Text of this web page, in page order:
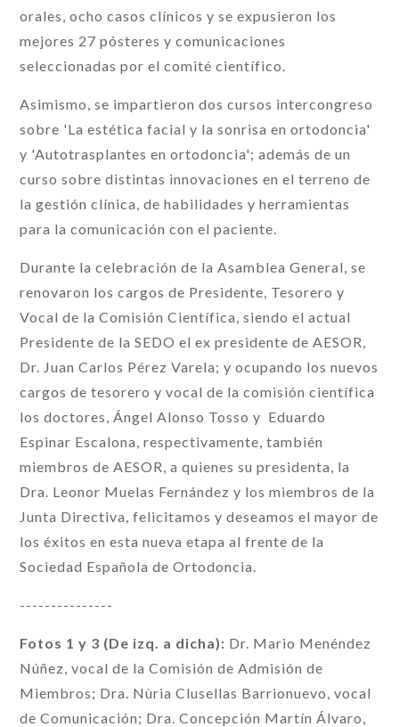
orales, ocho casos clínicos y se expusieron los
mejores 27 pósteres y comunicaciones
seleccionadas por el comité científico.
Asimismo, se impartieron dos cursos intercongreso
sobre 'La estética facial y la sonrisa en ortodoncia'
y 'Autotrasplantes en ortodoncia'; además de un
curso sobre distintas innovaciones en el terreno de
la gestión clínica, de habilidades y herramientas
para la comunicación con el paciente.
Durante la celebración de la Asamblea General, se
renovaron los cargos de Presidente, Tesorero y
Vocal de la Comisión Científica, siendo el actual
Presidente de la SEDO el ex presidente de AESOR,
Dr. Juan Carlos Pérez Varela; y ocupando los nuevos
cargos de tesorero y vocal de la comisión científica
los doctores, Ángel Alonso Tosso y Eduardo
Espinar Escalona, respectivamente, también
miembros de AESOR, a quienes su presidenta, la
Dra. Leonor Muelas Fernández y los miembros de la
Junta Directiva, felicitamos y deseamos el mayor de
los éxitos en esta nueva etapa al frente de la
Sociedad Española de Ortodoncia.
---------------
Fotos 1 y 3 (De izq. a dicha): Dr. Mario Menéndez
Núñez, vocal de la Comisión de Admisión de
Miembros; Dra. Nùria Clusellas Barrionuevo, vocal
de Comunicación; Dra. Concepción Martín Álvaro,